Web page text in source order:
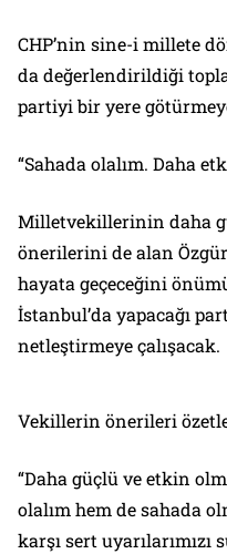
CHP’nin sine-i millete
da değerlendirildiği
partiyi bir yere
“Sahada olalım. Daha
Milletvekillerinin daha
önerilerini de alan
hayata geçeceğini
İstanbul’da yapacağı
netleştirmeye çalışacak.
Vekillerin önerileri
“Daha güçlü ve etkin
olalım hem de sahada
karşı sert